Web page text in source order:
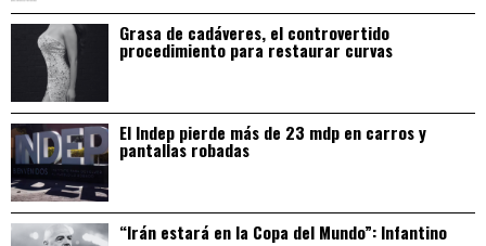
Grasa de cadáveres, el controvertido
procedimiento para restaurar curvas
El Indep pierde más de 23 mdp en carros y
pantallas robadas
“Irán estará en la Copa del Mundo”: Infantino